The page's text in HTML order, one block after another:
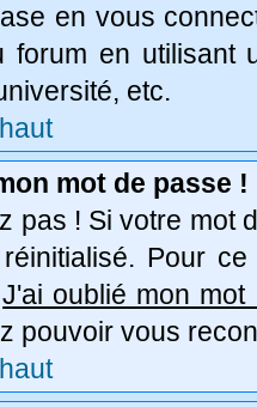
en vous
forum en utilisant
etc.
mot de passe !
pas ! Si votre mot
Pour
J'ai oublié mon mot
pouvoir vous